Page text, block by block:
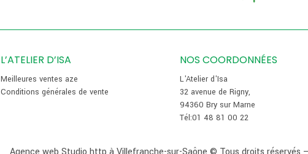
L’ATELIER D’ISA
Meilleures ventes aze
Conditions générales de vente
NOS COORDONNÉES
L'Atelier d'Isa
32 avenue de Rigny,
94360 Bry sur Marne
Tél:01 48 81 00 22